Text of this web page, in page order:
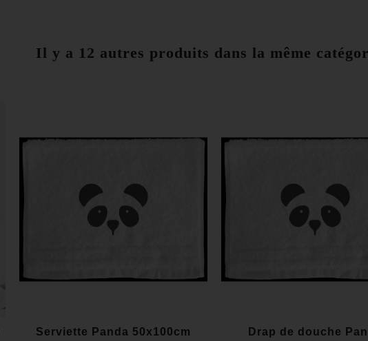
Il y a 12 autres produits dans la même
Serviette Panda 50x100cm
Drap de douche